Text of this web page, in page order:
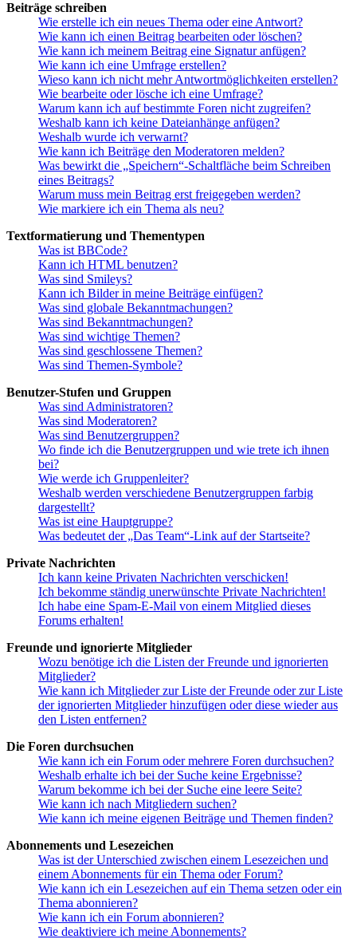
Beiträge schreiben
Wie erstelle ich ein neues Thema oder eine Antwort?
Wie kann ich einen Beitrag bearbeiten oder löschen?
Wie kann ich meinem Beitrag eine Signatur anfügen?
Wie kann ich eine Umfrage erstellen?
Wieso kann ich nicht mehr Antwortmöglichkeiten erstellen?
Wie bearbeite oder lösche ich eine Umfrage?
Warum kann ich auf bestimmte Foren nicht zugreifen?
Weshalb kann ich keine Dateianhänge anfügen?
Weshalb wurde ich verwarnt?
Wie kann ich Beiträge den Moderatoren melden?
Was bewirkt die „Speichern“-Schaltfläche beim Schreiben
eines Beitrags?
Warum muss mein Beitrag erst freigegeben werden?
Wie markiere ich ein Thema als neu?
Textformatierung und Thementypen
Was ist BBCode?
Kann ich HTML benutzen?
Was sind Smileys?
Kann ich Bilder in meine Beiträge einfügen?
Was sind globale Bekanntmachungen?
Was sind Bekanntmachungen?
Was sind wichtige Themen?
Was sind geschlossene Themen?
Was sind Themen-Symbole?
Benutzer-Stufen und Gruppen
Was sind Administratoren?
Was sind Moderatoren?
Was sind Benutzergruppen?
Wo finde ich die Benutzergruppen und wie trete ich ihnen
bei?
Wie werde ich Gruppenleiter?
Weshalb werden verschiedene Benutzergruppen farbig
dargestellt?
Was ist eine Hauptgruppe?
Was bedeutet der „Das Team“-Link auf der Startseite?
Private Nachrichten
Ich kann keine Privaten Nachrichten verschicken!
Ich bekomme ständig unerwünschte Private Nachrichten!
Ich habe eine Spam-E-Mail von einem Mitglied dieses
Forums erhalten!
Freunde und ignorierte Mitglieder
Wozu benötige ich die Listen der Freunde und ignorierten
Mitglieder?
Wie kann ich Mitglieder zur Liste der Freunde oder zur Liste
der ignorierten Mitglieder hinzufügen oder diese wieder aus
den Listen entfernen?
Die Foren durchsuchen
Wie kann ich ein Forum oder mehrere Foren durchsuchen?
Weshalb erhalte ich bei der Suche keine Ergebnisse?
Warum bekomme ich bei der Suche eine leere Seite?
Wie kann ich nach Mitgliedern suchen?
Wie kann ich meine eigenen Beiträge und Themen finden?
Abonnements und Lesezeichen
Was ist der Unterschied zwischen einem Lesezeichen und
einem Abonnements für ein Thema oder Forum?
Wie kann ich ein Lesezeichen auf ein Thema setzen oder ein
Thema abonnieren?
Wie kann ich ein Forum abonnieren?
Wie deaktiviere ich meine Abonnements?